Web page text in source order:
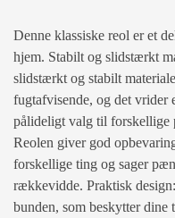
Denne klassiske reol er et
hjem. Stabilt og slidstærkt
slidstærkt og stabilt
fugtafvisende, og det vrider
pålideligt valg til forskellige
Reolen giver god
forskellige ting og sager
rækkevidde. Praktisk
bunden, som beskytter dine